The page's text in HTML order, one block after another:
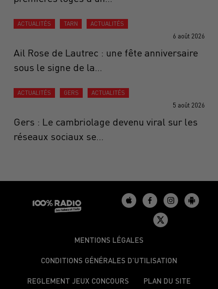
ACTUALITÉS TARN ACTUALITÉS
6 août 2026
Ail Rose de Lautrec : une fête anniversaire
sous le signe de la...
ACTUALITÉS GERS ACTUALITÉS
5 août 2026
Gers : Le cambriolage devenu viral sur les
réseaux sociaux se...
MENTIONS LÉGALES
CONDITIONS GÉNÉRALES D’UTILISATION
REGLEMENT JEUX CONCOURS PLAN DU SITE